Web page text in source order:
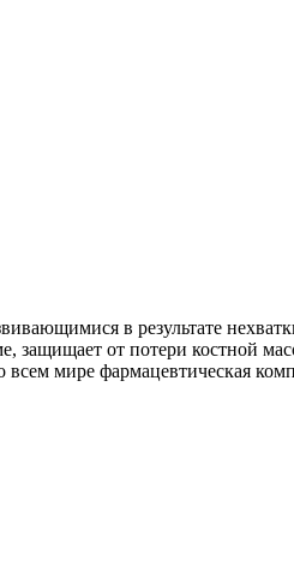
в результате
от потери костной
во всем мире